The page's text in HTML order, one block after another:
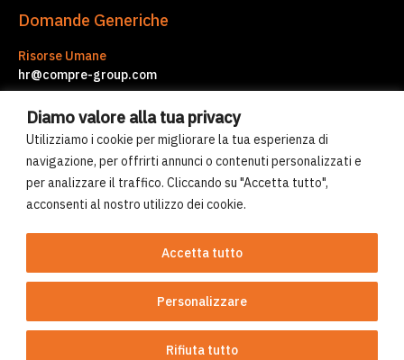
Diamo valore alla tua privacy
Utilizziamo i cookie per migliorare la tua esperienza di
navigazione, per offrirti annunci o contenuti personalizzati e
per analizzare il traffico. Cliccando su "Accetta tutto",
acconsenti al nostro utilizzo dei cookie.
Personalizzare
Rifiuta tutto
Accetta tutto
Domande Generiche
Risorse Umane
hr@compre-group.com
Servizi d'Impresa
corporate.services@compre-group.com
© Compre Group 2026
Uso dei cookies
Sito realizzato da 2pmDesign